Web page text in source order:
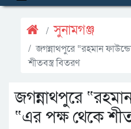
সুনামগঞ্জ
জগন্নাথপুরে “রহমান
শীতবস্ত্র বিতরণ
জগন্নাথপুরে
“এর পক্ষ থেকে